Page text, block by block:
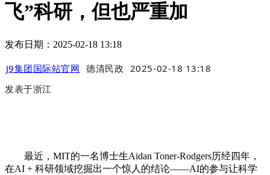
飞”科研，但也严重加
发布日期：2025-02-18 13:18
J9集团国际站官网 德清民政 2025-02-18 13:18
发表于浙江
最近，MIT的一名博士生Aidan Toner-Rodgers历经四年，
在AI + 科研领域挖掘出一个惊人的结论——AI的参与让科学